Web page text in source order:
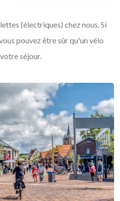
(électriques) chez nous. Si
pouvez être sûr qu'un vélo
séjour.